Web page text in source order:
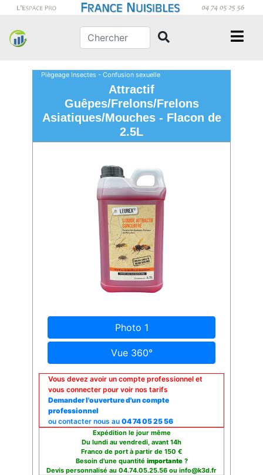
Piègeage Insectes - Confusion sexuelle
Attractif
Guêpes/Frelons/Frelons
Asiatiques/Mouches - Flacon de
2.5L
Photo 1
Vue 360°
Vous devez avoir un compte professionnel et
vous connecter pour voir nos tarifs
Demander l'ouverture d'un compte
professionnel
ou contacter nous au 04 74 05 25 56
Expédition le jour même
Du lundi au vendredi, avant 14h
Franco de port à partir de 150 €
Besoin d'une quantité importante?
Devis personnalisé au 04.74.05.25.56 ou info@k3d.fr